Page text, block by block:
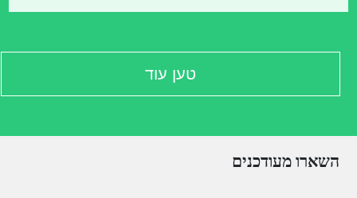
טען עוד
השארו מעודכנים